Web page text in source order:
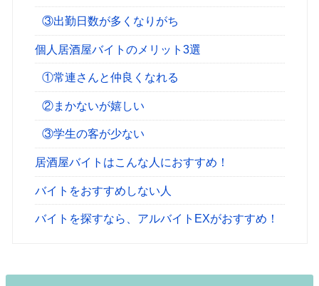
③出勤日数が多くなりがち
個人居酒屋バイトのメリット3選
①常連さんと仲良くなれる
②まかないが嬉しい
③学生の客が少ない
居酒屋バイトはこんな人におすすめ！
バイトをおすすめしない人
バイトを探すなら、アルバイトEXがおすすめ！